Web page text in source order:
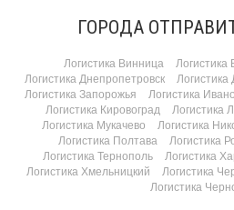
ГОРОДА
Логистика Винница
Логистика Днепропетровск
Логистика
Логистика Запорожья
Логистика
Логистика Кировоград
Логистика
Логистика Мукачево
Логистика
Логистика Полтава
Логистика
Логистика Тернополь
Логистика
Логистика Хмельницкий
Логистика
Логистика